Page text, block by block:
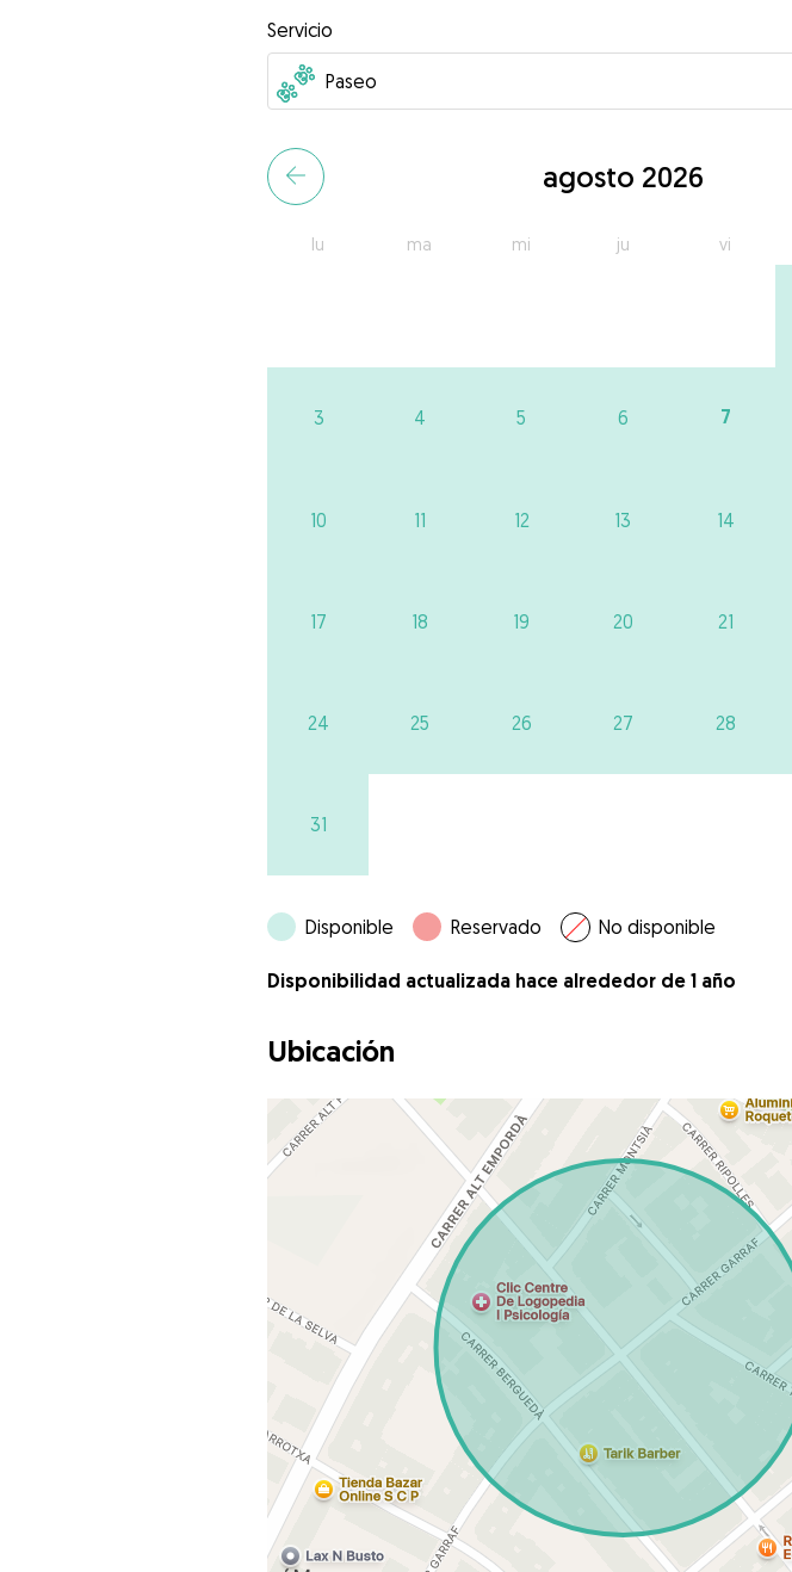
Servicio
agosto 2026
lu ma mi ju vi
3 4 5 6 7
10 11 12 13 14
17 18 19 20 21
24 25 26 27 28
31
Disponible Reservado No disponible
Disponibilidad actualizada hace alrededor de 1 año
Ubicación